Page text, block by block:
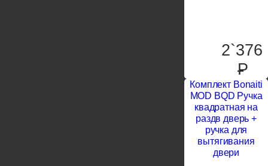
2`376
P
Комплект Bonaiti
MOD BQD Ручка
квадратная на
раздв дверь +
ручка для
вытягивания
двери